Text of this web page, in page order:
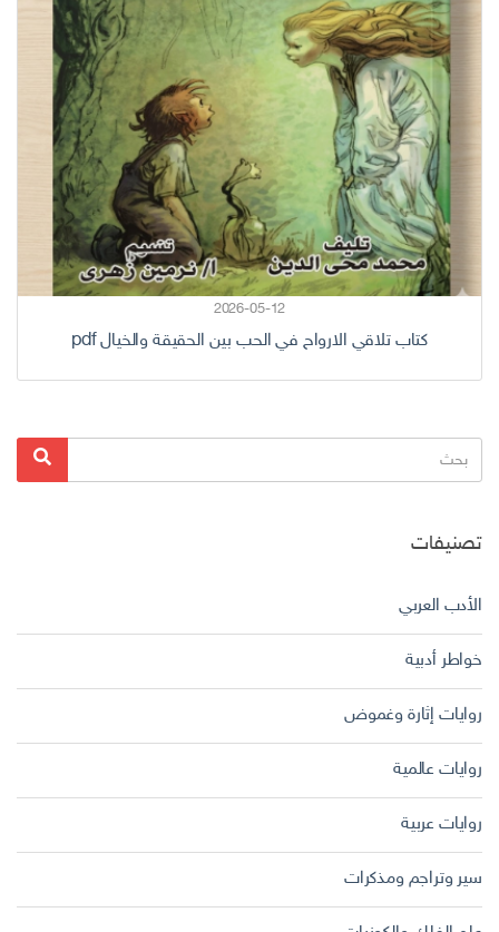
2026-05-12
كتاب تلاقي الارواح في الحب بين الحقيقة والخيال pdf
البحث
عن:
بحث
تصنيفات
الأدب العربي
خواطر أدبية
روايات إثارة وغموض
روايات عالمية
روايات عربية
سير وتراجم ومذكرات